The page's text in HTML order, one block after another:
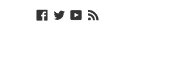
Facebook
TwitterYouTube